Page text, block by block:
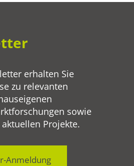
erhalten Sie
zu relevanten
sowie
Projekte.
Anmeldung